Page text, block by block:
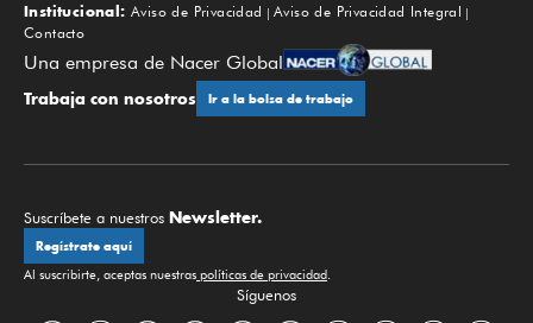
Institucional: Aviso de Privacidad
Aviso de Privacidad Integral
Contacto
Una empresa de Nacer Global
Trabaja con nosotros Ir a la bolsa de trabajo
Suscríbete a nuestros Newsletter.
Regístrate aquí
Al suscribirte, aceptas nuestras políticas de privacidad.
Síguenos